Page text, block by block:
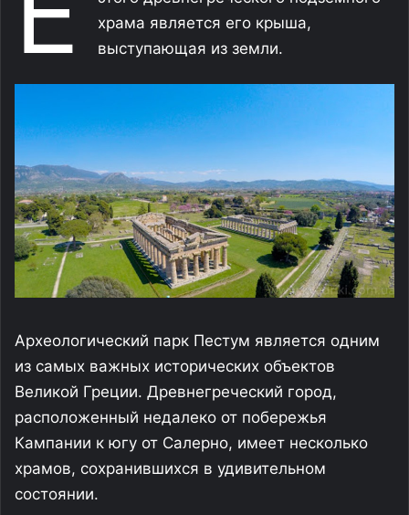
храма является его крыша,
выступающая из земли.
Археологический парк Пестум является одним
из самых важных исторических объектов
Великой Греции. Древнегреческий город,
расположенный недалеко от побережья
Кампании к югу от Салерно, имеет несколько
храмов, сохранившихся в удивительном
состоянии.